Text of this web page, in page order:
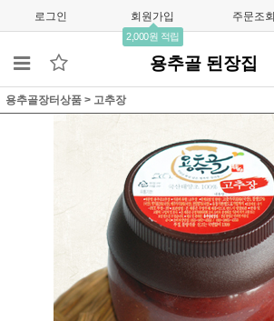
로그인 회원가입
2,000원 적립
주문조회
용추골 된장집
용추골장터상품 > 고추장